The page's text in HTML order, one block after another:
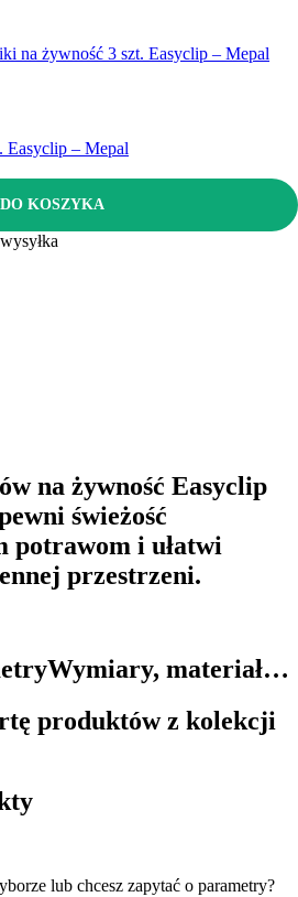
na żywność 3 szt. Easyclip – Mepal
Easyclip – Mepal
DO KOSZYKA
na żywność Easyclip
świeżość
potrawom i ułatwi
przestrzeni.
Wymiary, materiał…
produktów z kolekcji
lub chcesz zapytać o parametry?